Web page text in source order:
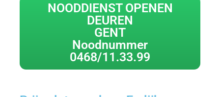
NOODDIENST OPENEN
DEUREN
GENT
Noodnummer
0468/11.33.99